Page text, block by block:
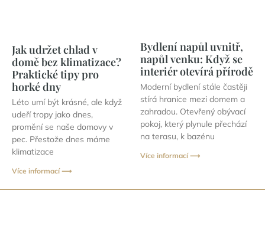
Jak udržet chlad v
domě bez klimatizace?
Praktické tipy pro
horké dny
Léto umí být krásné, ale když
udeří tropy jako dnes,
promění se naše domovy v
pec. Přestože dnes máme
klimatizace
Více informací ⟶
Bydlení napůl uvnitř,
napůl venku: Když se
interiér otevírá přírodě
Moderní bydlení stále častěji
stírá hranice mezi domem a
zahradou. Otevřený obývací
pokoj, který plynule přechází
na terasu, k bazénu
Více informací ⟶